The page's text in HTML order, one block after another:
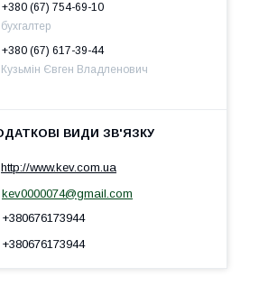
+380 (67) 754-69-10
бухгалтер
+380 (67) 617-39-44
Кузьмін Євген Владленович
http://www.kev.com.ua
kev0000074@gmail.com
+380676173944
+380676173944